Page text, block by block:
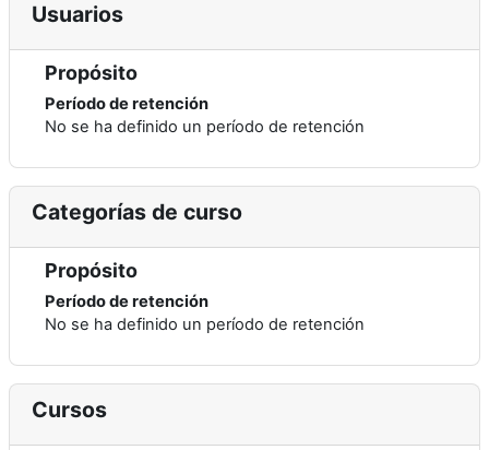
Usuarios
Propósito
Período de retención
No se ha definido un período de retención
Categorías de curso
Propósito
Período de retención
No se ha definido un período de retención
Cursos